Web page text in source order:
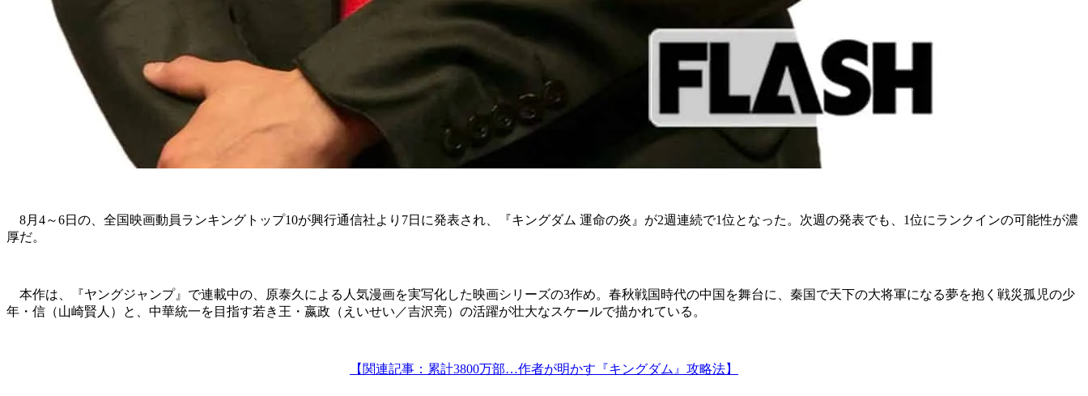
8月4～6日の、全国映画動員ランキングトップ10が興行通信社より7日に発表され、『キングダム 運命の炎』が2週連続で1位となった。次週の発表でも、1位にランクインの可能性が濃
厚だ。
本作は、『ヤングジャンプ』で連載中の、原泰久による人気漫画を実写化した映画シリーズの3作め。春秋戦国時代の中国を舞台に、秦国で天下の大将軍になる夢を抱く戦災孤児の少
年・信（山崎賢人）と、中華統一を目指す若き王・嬴政（えいせい／吉沢亮）の活躍が壮大なスケールで描かれている。
【関連記事：累計3800万部…作者が明かす『キングダム』攻略法】